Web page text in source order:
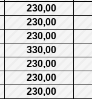
230,00
230,00
230,00
330,00
230,00
230,00
230,00